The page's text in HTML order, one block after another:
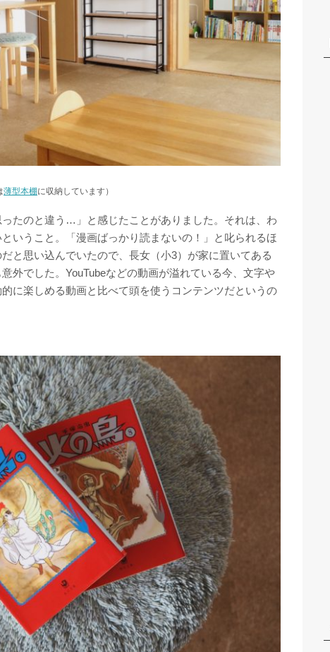
薄型本棚に収納しています）
たのと違う…」と感じたことがありました。それは、わ
いうこと。「漫画ばっかり読まないの！」と叱られるほ
と思い込んでいたので、長女（小3）が家に置いてある
外でした。YouTubeなどの動画が溢れている今、文字や
に楽しめる動画と比べて頭を使うコンテンツだというの